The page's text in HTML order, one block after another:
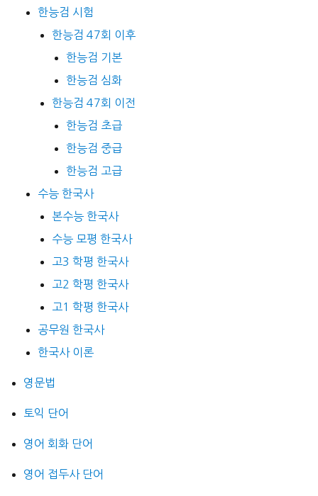
한능검 시험
한능검 47회 이후
한능검 기본
한능검 심화
한능검 47회 이전
한능검 초급
한능검 중급
한능검 고급
수능 한국사
본수능 한국사
수능 모평 한국사
고3 학평 한국사
고2 학평 한국사
고1 학평 한국사
공무원 한국사
한국사 이론
영문법
토익 단어
영어 회화 단어
영어 접두사 단어